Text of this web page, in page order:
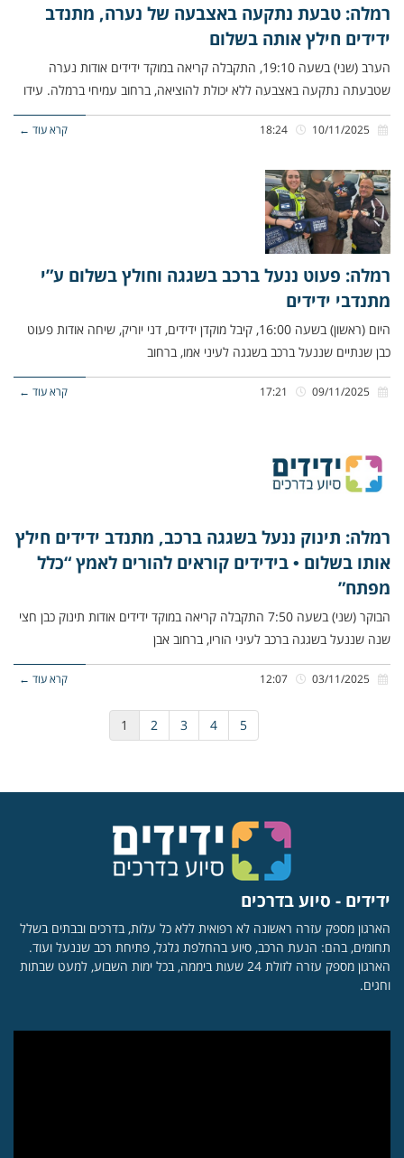
רמלה: טבעת נתקעה באצבעה של נערה, מתנדב
ידידים חילץ אותה בשלום
הערב (שני) בשעה 19:10, התקבלה קריאה במוקד ידידים אודות נערה
שטבעתה נתקעה באצבעה ללא יכולת להוציאה, ברחוב עמיחי ברמלה. עידו
קרא עוד ←
רמלה: פעוט ננעל ברכב בשגגה וחולץ בשלום ע”י
מתנדבי ידידים
היום (ראשון) בשעה 16:00, קיבל מוקדן ידידים, דני יוריק, שיחה אודות פעוט
כבן שנתיים שננעל ברכב בשגגה לעיני אמו, ברחוב
קרא עוד ←
רמלה: תינוק ננעל בשגגה ברכב, מתנדב ידידים חילץ
אותו בשלום • בידידים קוראים להורים לאמץ “כלל
מפתח”
הבוקר (שני) בשעה 7:50 התקבלה קריאה במוקד ידידים אודות תינוק כבן חצי
שנה שננעל בשגגה ברכב לעיני הוריו, ברחוב אבן
קרא עוד ←
1 2 3 4 5
ידידים - סיוע בדרכים
הארגון מספק עזרה ראשונה לא רפואית ללא כל עלות, בדרכים ובבתים בשלל
תחומים, בהם: הנעת הרכב, סיוע בהחלפת גלגל, פתיחת רכב שננעל ועוד.
הארגון מספק עזרה לזולת 24 שעות ביממה, בכל ימות השבוע, למעט שבתות
וחגים.